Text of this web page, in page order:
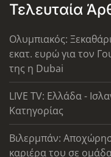
Τελευταία
Ολυμπιακός:
εκατ. ευρώ για τον
της η Dubai
LIVE TV: Ελλάδα -
Κατηγορίας
Βιλερμπάν:
καριέρα του σε